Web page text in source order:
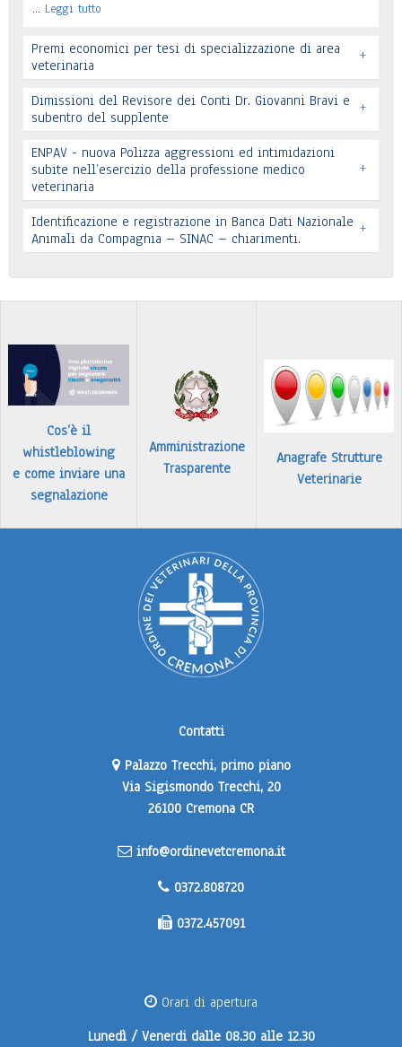
… Leggi tutto
Premi economici per tesi di specializzazione di area
veterinaria
+
Leggi tutto
Dimissioni del Revisore dei Conti Dr. Giovanni Bravi e
subentro del supplente
+
Leggi tutto
ENPAV - nuova Polizza aggressioni ed intimidazioni
subite nell’esercizio della professione medico
veterinaria
+
In allegato si pubblica lettera pervenuta
Identificazione e registrazione in Banca Dati Nazionale
Animali da Compagnia – SINAC – chiarimenti.
+
Cos’è il
whistleblowing
e come inviare una
segnalazione
Amministrazione
Trasparente
Anagrafe Strutture
Veterinarie
Contatti
Palazzo Trecchi, primo piano
Via Sigismondo Trecchi, 20
26100 Cremona CR
info@ordinevetcremona.it
0372.808720
0372.457091
Orari di apertura
Lunedì / Venerdidalle 08.30 alle 12.30